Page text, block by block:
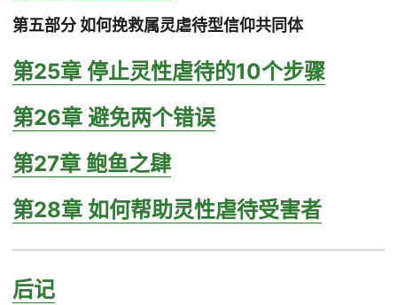
第五部分 如何挽救属灵虐待型信仰共同体
第25章 停止灵性虐待的10个步骤
第26章 避免两个错误
第27章 鲍鱼之肆
第28章 如何帮助灵性虐待受害者
后记